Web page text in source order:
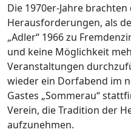
Die 1970er-Jahre
Herausforderungen, als
„Adler“ 1966 zu
und keine Möglichkeit
Veranstaltungen
wieder ein Dorfabend im
Gastes „Sommerau“
Verein, die Tradition der
aufzunehmen.